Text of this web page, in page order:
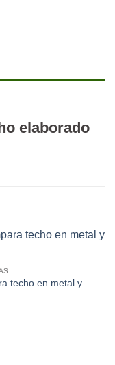
elaborado
techo en metal y